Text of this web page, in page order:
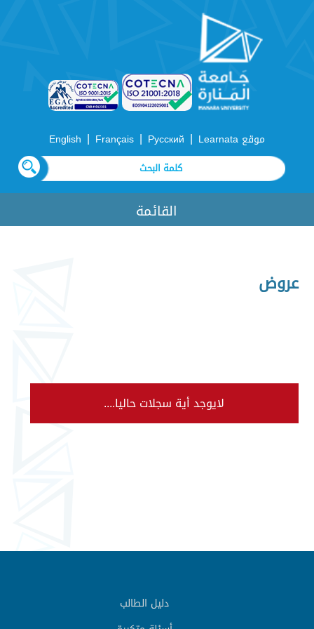
موقع Learnata |
Русский
|
Français
|
English
القائمة
عروض
لايوجد أية سجلات حاليا....
دليل الطالب